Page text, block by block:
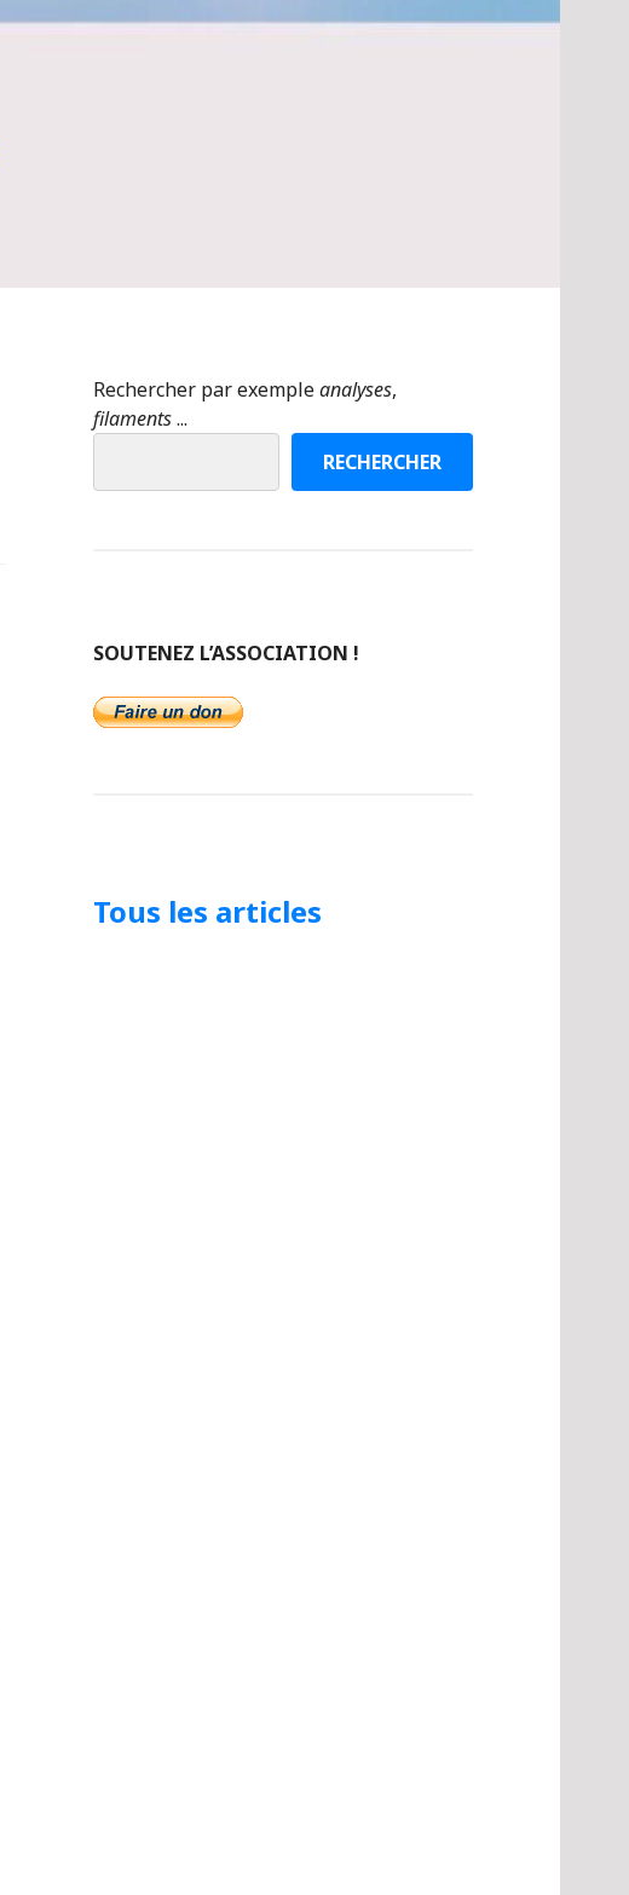
Rechercher par exempleanalyses,
filaments...
RECHERCHER
SOUTENEZ L’ASSOCIATION !
Tous les articles